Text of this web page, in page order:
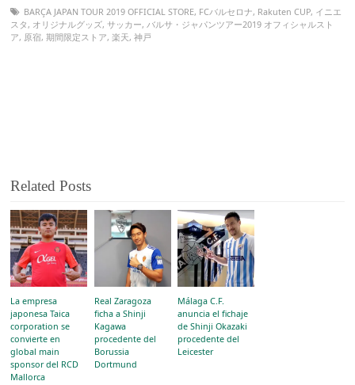
BARÇA JAPAN TOUR 2019 OFFICIAL STORE, FCバルセロナ, Rakuten CUP, イニエ
スタ , オリジナルグッズ, サッカー, バルサ・ジャパンツアー2019 オフィシャルスト
ア, 原宿,期間限定ストア, 楽天,神戸
Related Posts
La empresa
japonesa Taica
corporation se
convierte en
global main
sponsor del RCD
Mallorca
Real Zaragoza
ficha a Shinji
Kagawa
procedente del
Borussia
Dortmund
Málaga C.F.
anuncia el fichaje
de Shinji Okazaki
procedente del
Leicester